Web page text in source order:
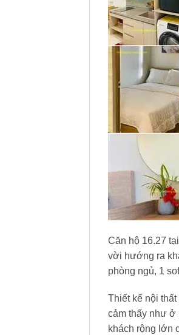
Căn hộ 16.27
vời hướng ra
phòng ngủ, 1
Thiết kế nội
cảm thấy như ở
khách rộng lớn